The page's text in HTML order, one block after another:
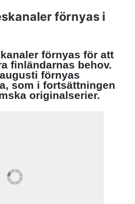
förnyas i
förnyas för att
finländarnas behov.
förnyas
som i fortsättningen
originalserier.